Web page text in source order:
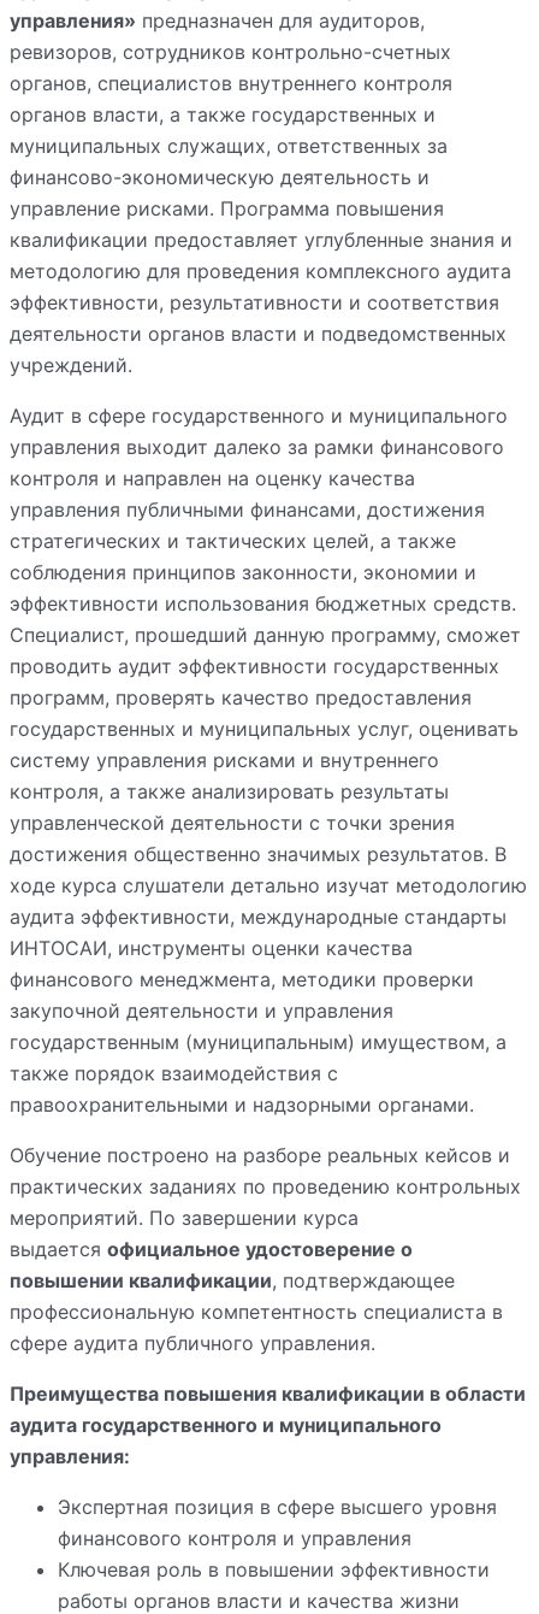
управления» предназначен для аудиторов,
ревизоров, сотрудников контрольно-счетных
органов, специалистов внутреннего контроля
органов власти, а также государственных и
муниципальных служащих, ответственных за
финансово-экономическую деятельность и
управление рисками. Программа повышения
квалификации предоставляет углубленные знания и
методологию для проведения комплексного аудита
эффективности, результативности и соответствия
деятельности органов власти и подведомственных
учреждений.
Аудит в сфере государственного и муниципального
управления выходит далеко за рамки финансового
контроля и направлен на оценку качества
управления публичными финансами, достижения
стратегических и тактических целей, а также
соблюдения принципов законности, экономии и
эффективности использования бюджетных средств.
Специалист, прошедший данную программу, сможет
проводить аудит эффективности государственных
программ, проверять качество предоставления
государственных и муниципальных услуг, оценивать
систему управления рисками и внутреннего
контроля, а также анализировать результаты
управленческой деятельности с точки зрения
достижения общественно значимых результатов. В
ходе курса слушатели детально изучат методологию
аудита эффективности, международные стандарты
ИНТОСАИ, инструменты оценки качества
финансового менеджмента, методики проверки
закупочной деятельности и управления
государственным (муниципальным) имуществом, а
также порядок взаимодействия с
правоохранительными и надзорными органами.
Обучение построено на разборе реальных кейсов и
практических заданиях по проведению контрольных
мероприятий. По завершении курса
выдается официальное удостоверение о
повышении квалификации, подтверждающее
профессиональную компетентность специалиста в
сфере аудита публичного управления.
Преимущества повышения квалификации в области
аудита государственного и муниципального
управления:
Экспертная позиция в сфере высшего уровня
финансового контроля и управления
Ключевая роль в повышении эффективности
работы органов власти и качества жизни